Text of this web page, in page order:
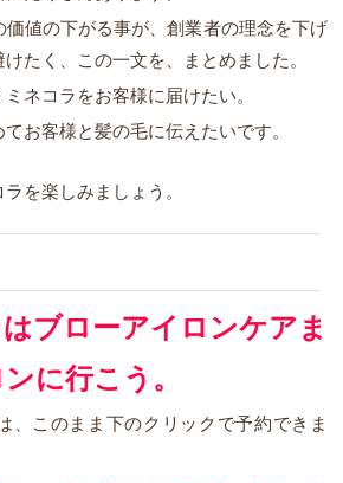
価値の下がる事が、創業者の理念を下げ
たく、この一文を、まとめました。
ネコラをお客様に届けたい。
お客様と髪の毛に伝えたいです。
を楽しみましょう。
ブローアイロンケアま
に行こう。
、このまま下のクリックで予約できま